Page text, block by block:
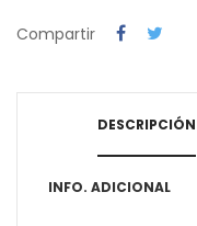
Compartir
DESCRIPCIÓN
INFO. ADICIONAL